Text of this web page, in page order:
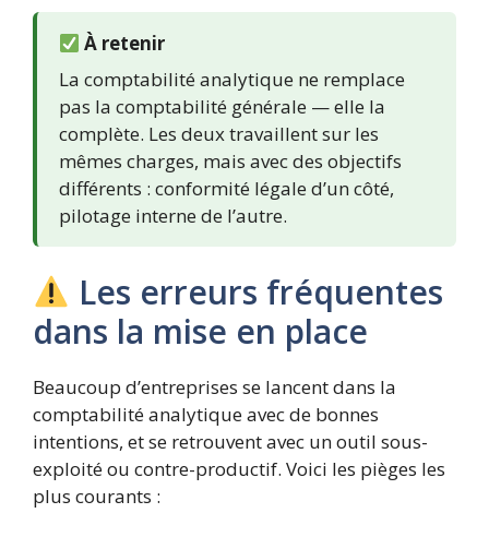
À retenir
La comptabilité analytique ne remplace
pas la comptabilité générale — elle la
complète. Les deux travaillent sur les
mêmes charges, mais avec des objectifs
différents : conformité légale d’un côté,
pilotage interne de l’autre.
Les erreurs fréquentes
dans la mise en place
Beaucoup d’entreprises se lancent dans la
comptabilité analytique avec de bonnes
intentions, et se retrouvent avec un outil sous-
exploité ou contre-productif. Voici les pièges les
plus courants :